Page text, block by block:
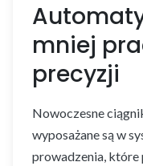
mniej
precyzji
Nowoczesne
wyposażane są w
prowadzenia, które